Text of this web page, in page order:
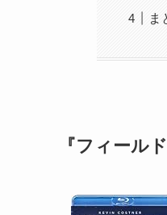
ま
『フィール